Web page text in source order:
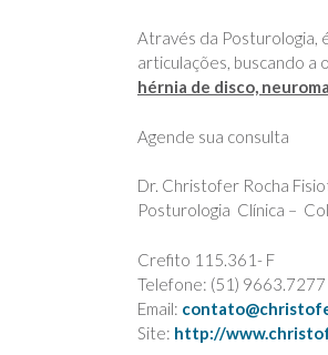
Através da Posturologia,
articulações, buscando a
hérnia de disco,
Agende sua consulta
Dr. Christofer Rocha
Posturologia Clínica –
Crefito 115.361- F
Telefone: (51)
Email:
Site: http://